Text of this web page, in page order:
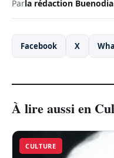
Parla rédaction Buenodia
Facebook X
À lire aussi en
CULTURE